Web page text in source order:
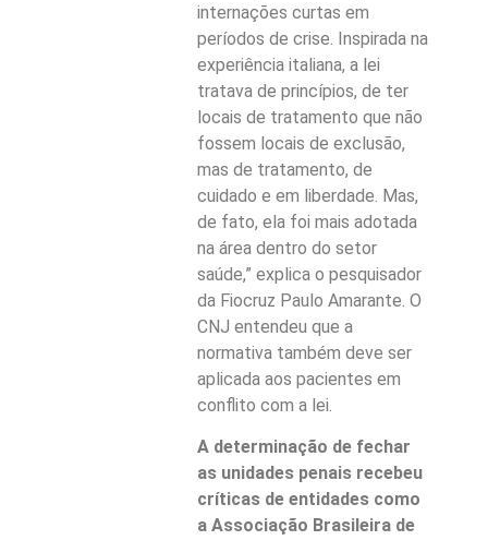
internações curtas em
períodos de crise. Inspirada na
experiência italiana, a lei
tratava de princípios, de ter
locais de tratamento que não
fossem locais de exclusão,
mas de tratamento, de
cuidado e em liberdade. Mas,
de fato, ela foi mais adotada
na área dentro do setor
saúde,” explica o pesquisador
da Fiocruz Paulo Amarante. O
CNJ entendeu que a
normativa também deve ser
aplicada aos pacientes em
conflito com a lei.
A determinação de fechar
as unidades penais recebeu
críticas de entidades como
a Associação Brasileira de